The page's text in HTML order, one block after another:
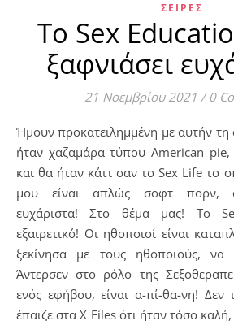
ΣΕΙΡΈΣ
Το Sex
ξαφνιάσει
21 Νοεμβρίου 2021 / 0
Ήμουν προκατειλημμένη με αυτήν τη σειρά, νόμιζα ότι θα
ήταν χαζαμάρα τύπου American
και θα ήταν κάτι σαν το Sex Life το
μου είναι απλώς σοφτ πορν,
ευχάριστα! Στο θέμα μας! To
εξαιρετικό! Οι ηθοποιοί είναι
ξεκίνησα με τους ηθοποιούς,
Άντερσεν στο ρόλο της
ενός εφήβου, είναι α-πί-θα-νη!
έπαιζε στα X Files ότι ήταν τόσο